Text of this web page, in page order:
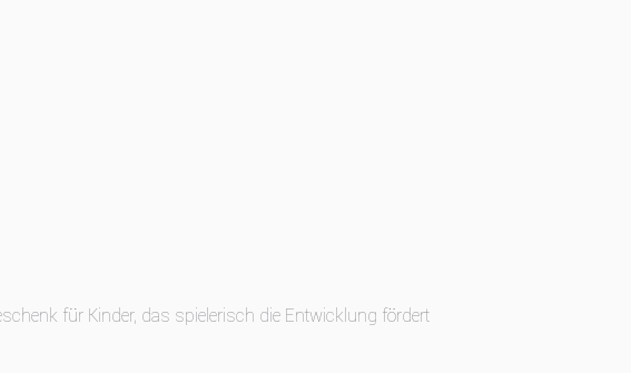
für Kinder, das spielerisch die Entwicklung fördert